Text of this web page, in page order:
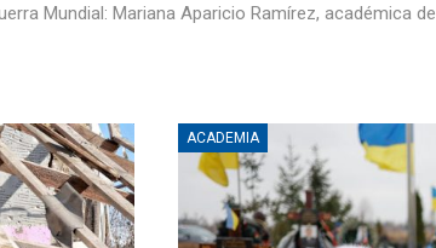
Mundial: Mariana Aparicio Ramírez, académica de
ACADEMIA